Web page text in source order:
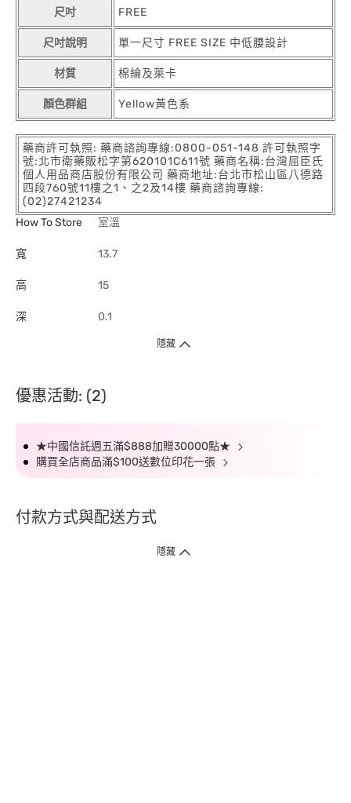
尺吋 FREE
尺吋說明 單一尺寸 FREE SIZE 中低腰設計
材質 棉綸及萊卡
顏色群組 Yellow黃色系
藥商許可執照: 藥商諮詢專線:0800-051-148 許可執照字
號:北市衛藥販松字第620101C611號 藥商名稱:台灣屈臣氏
個人用品商店股份有限公司 藥商地址:台北市松山區八德路
四段760號11樓之1、之2及14樓 藥商諮詢專線:
(02)27421234
How To Store
室溫
寬 13.7
高 15
深 0.1
隱藏
優惠活動: (2)
★中國信託週五滿$888加贈30000點★
購買全店商品滿$100送數位印花一張
付款方式與配送方式
隱藏